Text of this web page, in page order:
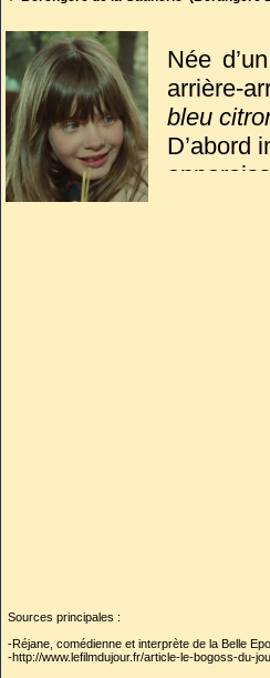
Née
arrière-
bleu
D’abord
2006
Sources principales :
-Réjane, comédienne et interprète de la Belle
-http://www.lefilmdujour.fr/article-le-bogoss-du-